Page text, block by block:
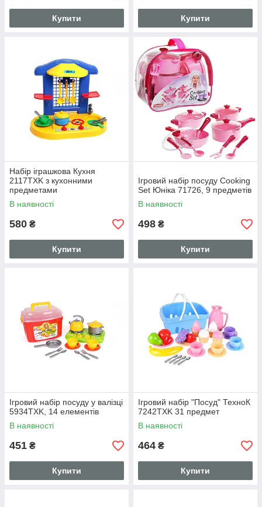
Купити Купити
Набір іграшкова Кухня
2117TXK з кухонними
предметами
В наявності
580 ₴
Купити
Ігровий набір посуду Cooking
Set Юніка 71726, 9 предметів
В наявності
498 ₴
Купити
Ігровий набір посуду у валізці
5934TXK, 14 елементів
В наявності
451 ₴
Купити
Ігровий набір "Посуд" ТехноК
7242TXK 31 предмет
В наявності
464 ₴
Купити